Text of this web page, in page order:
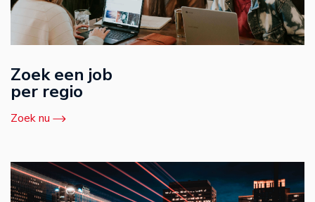
Zoek een job
per regio
Zoek nu